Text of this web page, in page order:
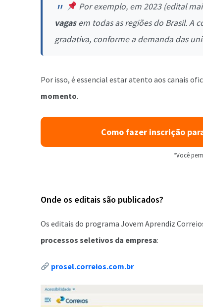
Por exemplo, em 2023 (edital
vagasem todas as regiões do Brasil. A
gradativa, conforme a demanda das
Por isso, é essencial estar atento aos canais
momento.
Como fazer inscrição
*Você
Onde os editais são publicados?
Os editais do programa Jovem Aprendiz
processos seletivos da empresa:
prosel.correios.com.br